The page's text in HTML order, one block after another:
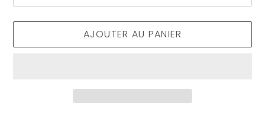
AJOUTER AU PANIER